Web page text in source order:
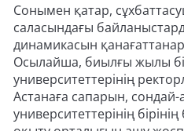
Сонымен қатар,
саласындағы
динамикасын
Осылайша, биылғы жылы
университеттерінің
Астанаға сапарын,
университеттерінің